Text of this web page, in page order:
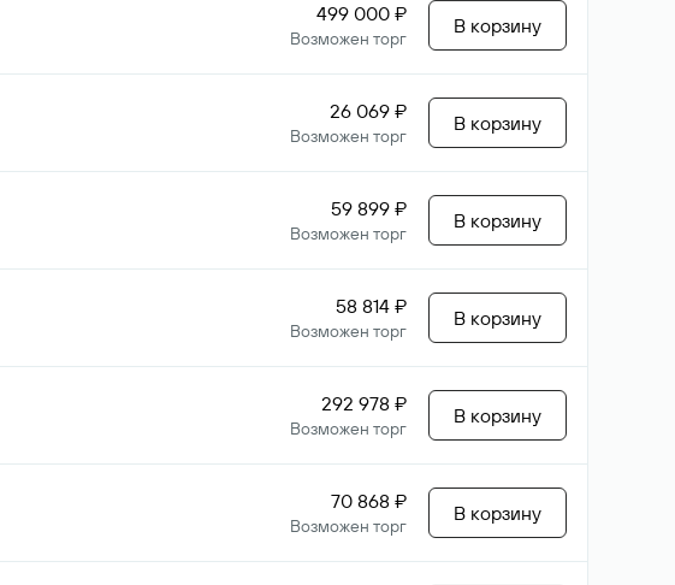
499 000 ₽
Возможен торг
В корзину
26 069 ₽
Возможен торг
В корзину
59 899 ₽
Возможен торг
В корзину
58 814 ₽
Возможен торг
В корзину
292 978 ₽
Возможен торг
В корзину
70 868 ₽
Возможен торг
В корзину